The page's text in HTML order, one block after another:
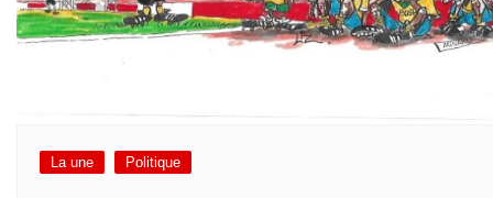
La une Politique